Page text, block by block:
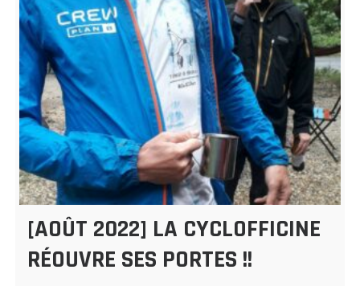
[AOÛT 2022] LA CYCLOFFICINE
RÉOUVRE SES PORTES !!